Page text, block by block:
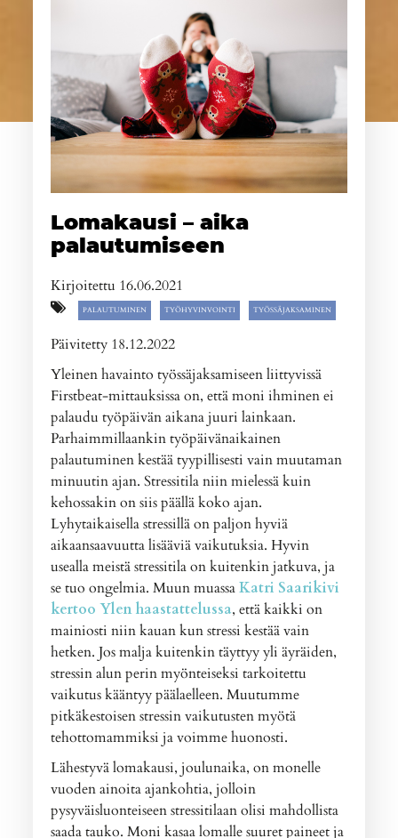
Lomakausi – aika
palautumiseen
Kirjoitettu 16.06.2021
PALAUTUMINEN TYÖHYVINVOINTI TYÖSSÄJAKSAMINEN
Päivitetty 18.12.2022
Yleinen havainto työssäjaksamiseen liittyvissä
Firstbeat-mittauksissa on, että moni ihminen ei
palaudu työpäivän aikana juuri lainkaan.
Parhaimmillaankin työpäivänaikainen
palautuminen kestää tyypillisesti vain muutaman
minuutin ajan. Stressitila niin mielessä kuin
kehossakin on siis päällä koko ajan.
Lyhytaikaisella stressillä on paljon hyviä
aikaansaavuutta lisääviä vaikutuksia. Hyvin
usealla meistä stressitila on kuitenkin jatkuva, ja
se tuo ongelmia. Muun muassaKatri Saarikivi
kertoo Ylen haastattelussa, että kaikki on
mainiosti niin kauan kun stressi kestää vain
hetken. Jos malja kuitenkin täyttyy yli äyräiden,
stressin alun perin myönteiseksi tarkoitettu
vaikutus kääntyy päälaelleen. Muutumme
pitkäkestoisen stressin vaikutusten myötä
tehottomammiksi ja voimme huonosti.
Lähestyvä lomakausi, joulunaika, on monelle
vuoden ainoita ajankohtia, jolloin
pysyväisluonteiseen stressitilaan olisi mahdollista
saada tauko. Moni kasaa lomalle suuret paineet ja